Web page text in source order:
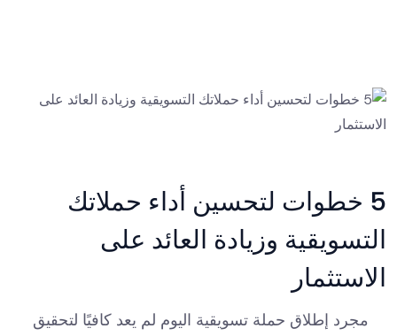
5 خطوات لتحسين أداء حملاتك
التسويقية وزيادة العائد على
الاستثمار
مجرد إطلاق حملة تسويقية اليوم لم يعد كافيًا لتحقيق